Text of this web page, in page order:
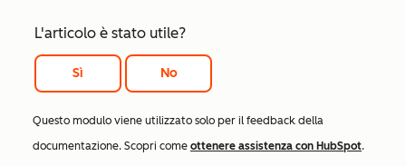
L'articolo è stato utile?
Sì No
Questo modulo viene utilizzato solo per il feedback della
documentazione. Scopri come ottenere assistenza con HubSpot.